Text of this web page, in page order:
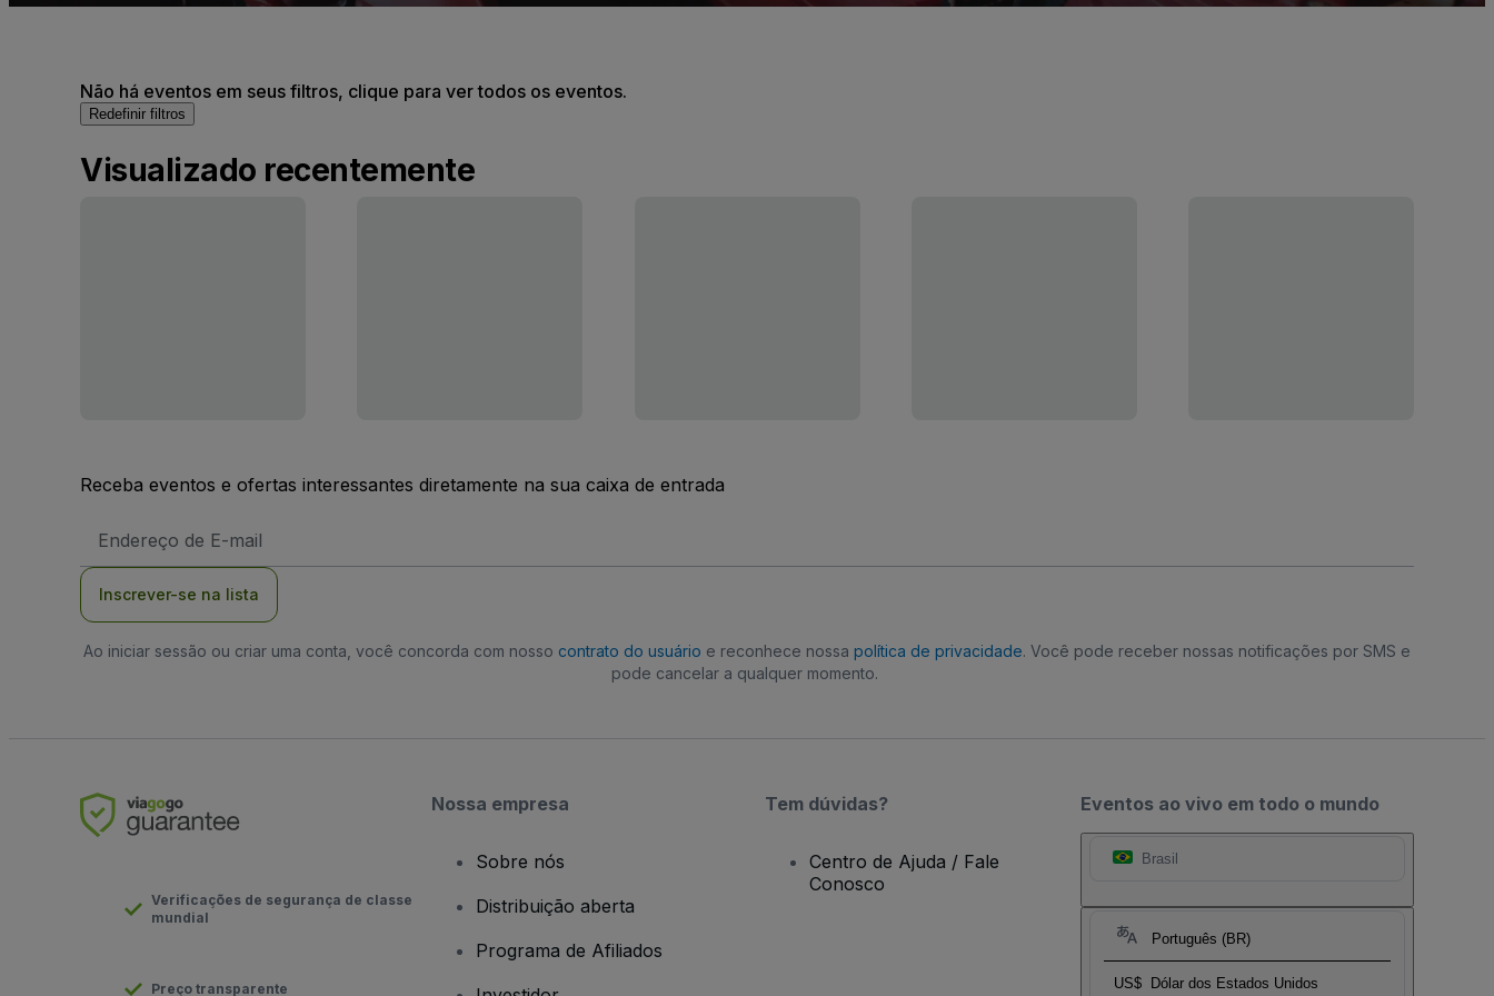
Não há eventos em seus filtros, clique para ver todos os eventos.
Redefinir filtros
Visualizado recentemente
Receba eventos e ofertas interessantes diretamente na sua caixa de entrada
de
Inscrever-se na lista
Ao iniciar sessão ou criar uma conta, você concorda com nosso contrato do usuário e reconhece nossa política de privacidade. Você pode receber nossas notificações por SMS e
pode cancelar a qualquer momento.
Eventos ao vivo em todo o mundo
Brasil
Português (BR)
US$ Dólar dos Estados Unidos
Verificações de segurança de classe
mundial
Preço transparente
Nossa empresa
Sobre nós
Distribuição aberta
Programa de Afiliados
Tem dúvidas?
Centro de Ajuda / Fale
Conosco